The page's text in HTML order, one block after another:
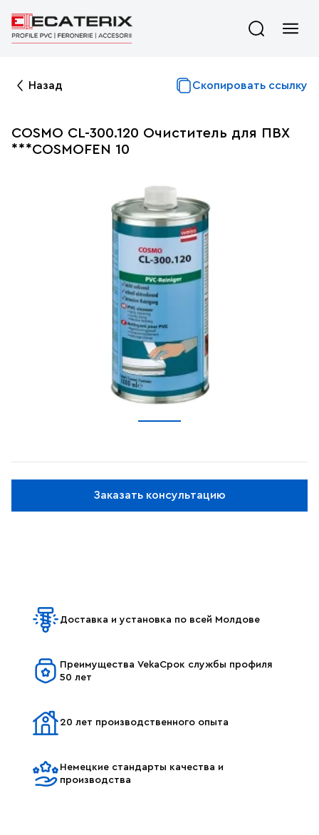
Назад Скопировать ссылку
COSMO CL-300.120 Очиститель для ПВХ
***COSMOFEN 10
Заказать консультацию
Доставка и установка по всей Молдове
Преимущества VekaСрок службы профиля
50 лет
20 лет производственного опыта
Немецкие стандарты качества и
производства